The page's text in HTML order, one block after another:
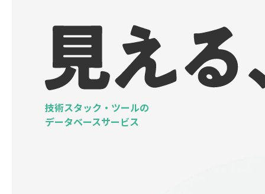
技術スタック・ツールの
データベースサービス